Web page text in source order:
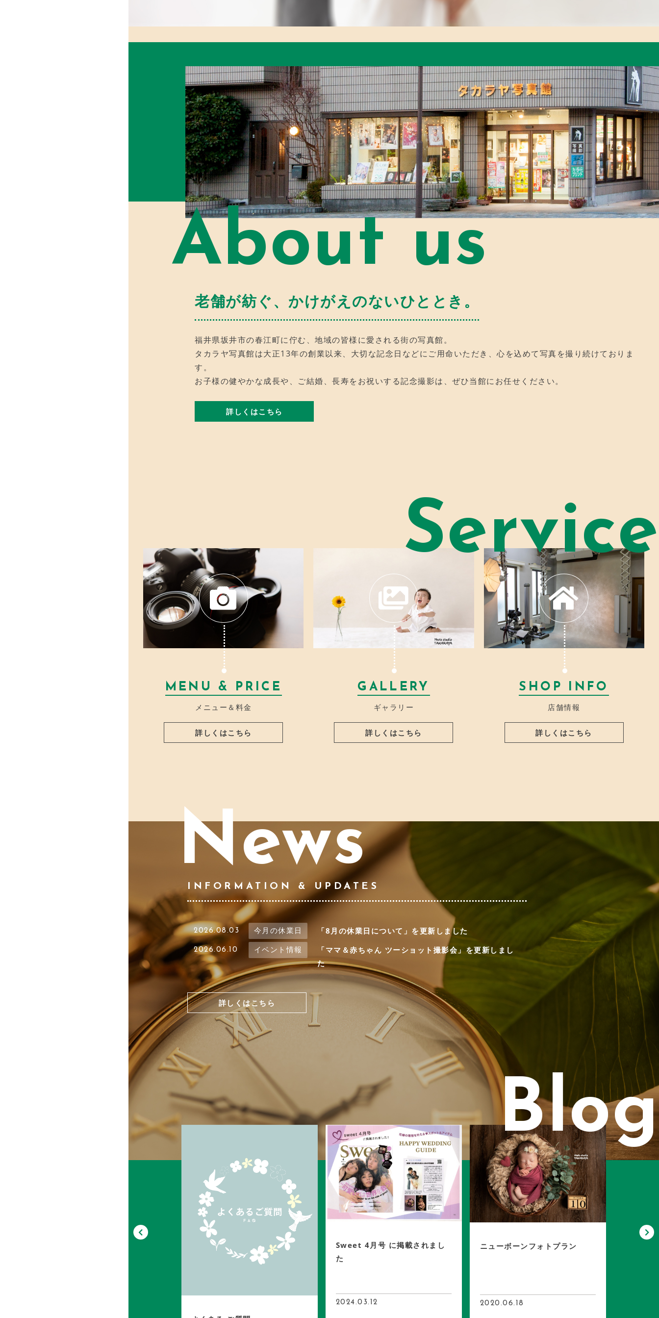
About us
老舗が紡ぐ、 かけがえのないひととき。
福井県坂井市の春江町に佇む、地域の皆様に愛される街の写真館。
タカラヤ写真館は大正13年の創業以来、大切な記念日などにご用命いただき、心を込めて写真を撮り続けておりま
す。
お子様の健やかな成長や、ご結婚、長寿をお祝いする記念撮影は、ぜひ当館にお任せください。
詳しくはこちら
Service
MENU & PRICE
メニュー＆料金
詳しくはこちら
GALLERY
ギャラリー
詳しくはこちら
SHOP INFO
店舗情報
詳しくはこちら
News
INFORMATION & UPDATES
2026.08.03 今月の休業日 「8月の休業日について」を更新しました
2026.06.10 イベント情報
「ママ＆赤ちゃん ツーショット撮影会」を更新しまし
た
詳しくはこちら
Blog
Sweet 4月号 に掲載されまし
た
2024.03.12
ニューボーンフォトプラン
2020.06.18
した！